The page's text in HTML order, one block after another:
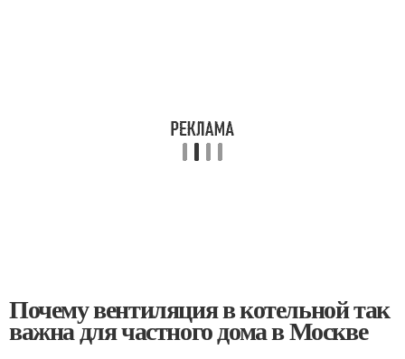
Почему вентиляция в котельной так
важна для частного дома в Москве